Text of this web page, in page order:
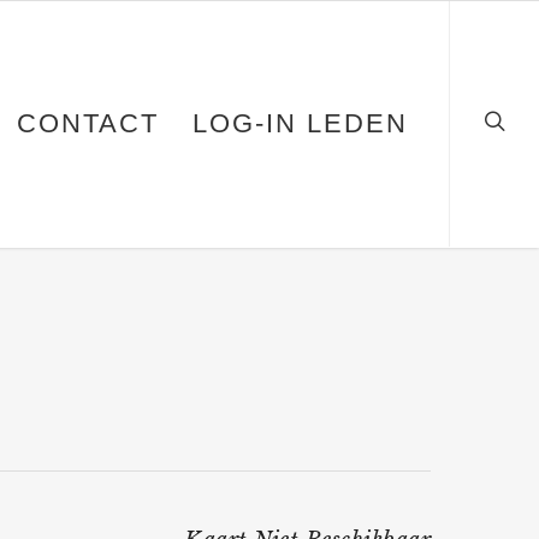
CONTACT LOG-IN LEDEN